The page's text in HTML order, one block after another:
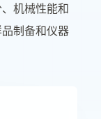
机械性能和
制备和仪器